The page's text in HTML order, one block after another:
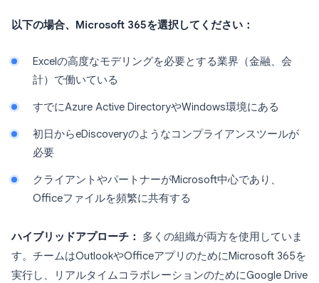
以下の場合、Microsoft 365を選択してください：
Excelの高度なモデリングを必要とする業界（金融、会
計）で働いている
すでにAzure Active DirectoryやWindows環境にある
初日からeDiscoveryのようなコンプライアンスツールが
必要
クライアントやパートナーがMicrosoft中心であり、
Officeファイルを頻繁に共有する
ハイブリッドアプローチ：
多くの組織が両方を使用していま
す。チームはOutlookやOfficeアプリのためにMicrosoft 365を
実行し、リアルタイムコラボレーションのためにGoogle Drive